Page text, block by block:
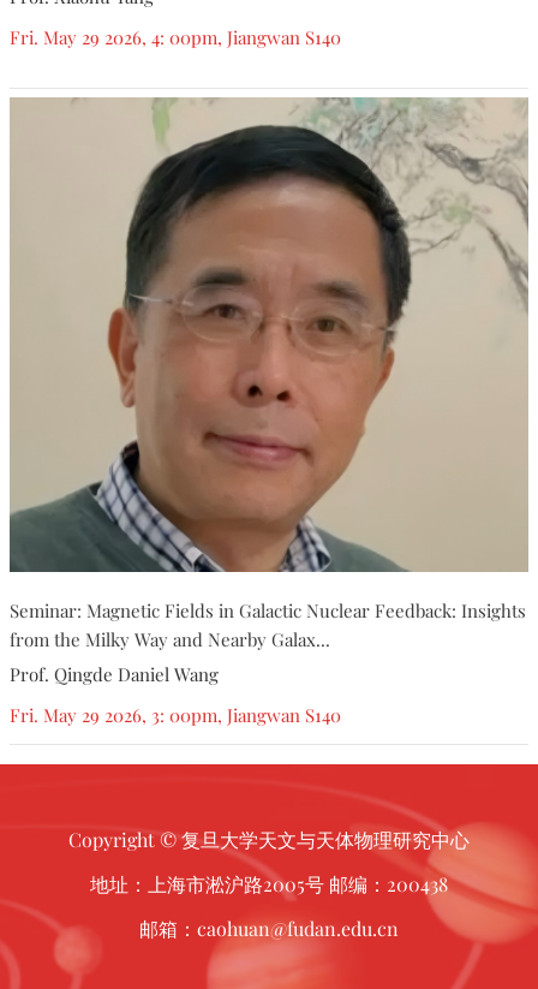
Fri. May 29 2026, 4: 00pm, Jiangwan S140
Seminar: Magnetic Fields in Galactic Nuclear Feedback: Insights
from the Milky Way and Nearby Galax...
Prof. Qingde Daniel Wang
Fri. May 29 2026, 3: 00pm, Jiangwan S140
Copyright © 复旦大学天文与天体物理研究中心
地址：上海市淞沪路2005号 邮编：200438
邮箱：caohuan@fudan.edu.cn